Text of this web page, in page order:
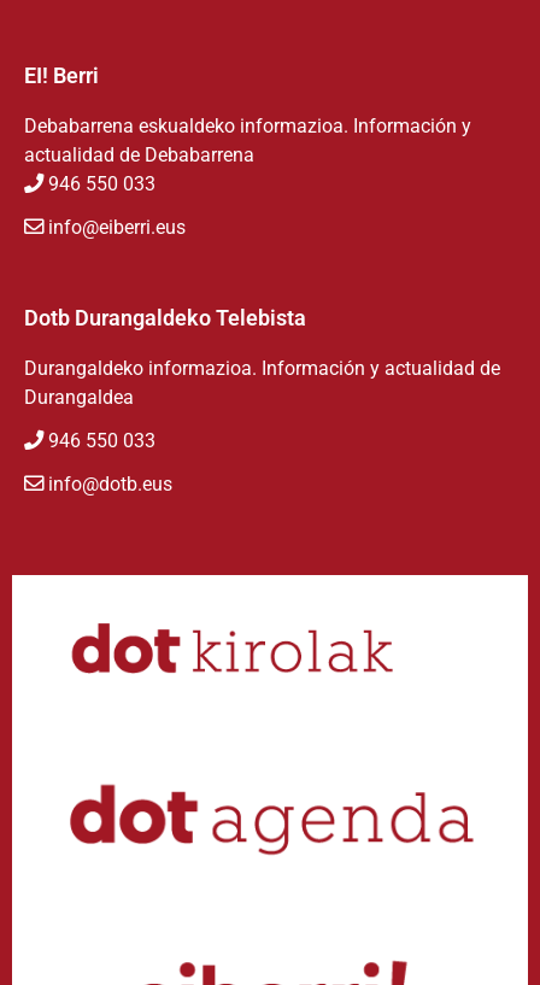
EI! Berri
Debabarrena eskualdeko informazioa. Información y
actualidad de Debabarrena
946 550 033
info@eiberri.eus
Dotb Durangaldeko Telebista
Durangaldeko informazioa. Información y actualidad de
Durangaldea
946 550 033
info@dotb.eus